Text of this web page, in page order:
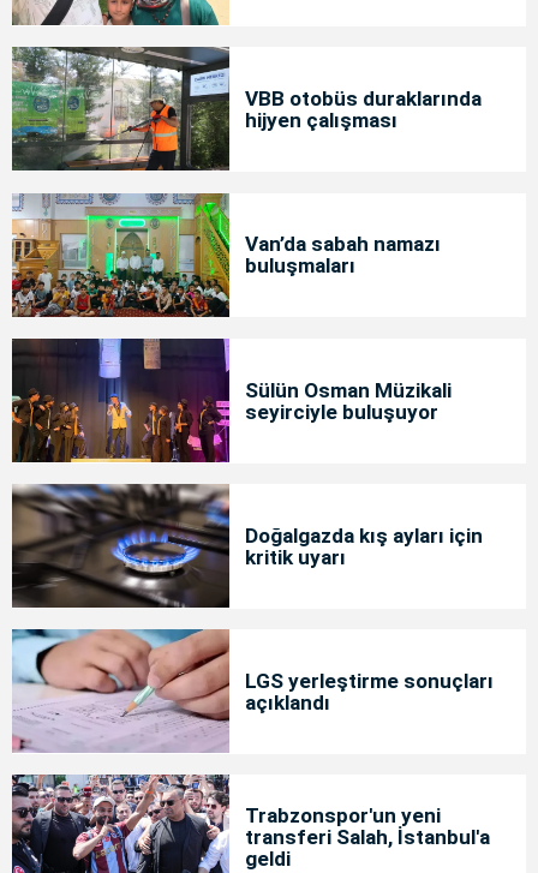
VBB otobüs duraklarında
hijyen çalışması
Van’da sabah namazı
buluşmaları
Sülün Osman Müzikali
seyirciyle buluşuyor
Doğalgazda kış ayları için
kritik uyarı
LGS yerleştirme sonuçları
açıklandı
Trabzonspor'un yeni
transferi Salah, İstanbul'a
geldi